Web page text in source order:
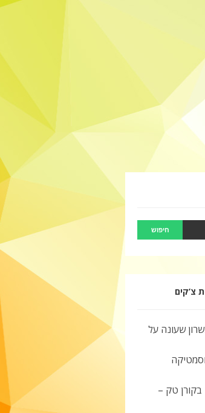
צ’קים
שעונה על
בקורן טק –